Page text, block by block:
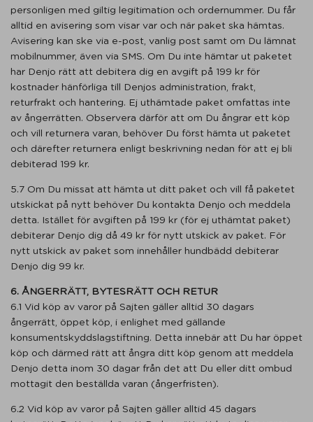
personligen med giltig legitimation och ordernummer. Du får
alltid en avisering som visar var och när paket ska hämtas.
Avisering kan ske via e-post, vanlig post samt om Du lämnat
mobilnummer, även via SMS. Om Du inte hämtar ut paketet
har Denjo rätt att debitera dig en avgift på 199 kr för
kostnader hänförliga till Denjos administration, frakt,
returfrakt och hantering. Ej uthämtade paket omfattas inte
av ångerrätten. Observera därför att om Du ångrar ett köp
och vill returnera varan, behöver Du först hämta ut paketet
och därefter returnera enligt beskrivning nedan för att ej bli
debiterad 199 kr.
5.7 Om Du missat att hämta ut ditt paket och vill få paketet
utskickat på nytt behöver Du kontakta Denjo och meddela
detta. Istället för avgiften på 199 kr (för ej uthämtat paket)
debiterar Denjo dig då 49 kr för nytt utskick av paket. För
nytt utskick av paket som innehåller hundbädd debiterar
Denjo dig 99 kr.
6. ÅNGERRÄTT, BYTESRÄTT OCH RETUR
6.1 Vid köp av varor på Sajten gäller alltid 30 dagars
ångerrätt, öppet köp, i enlighet med gällande
konsumentskyddslagstiftning. Detta innebär att Du har öppet
köp och därmed rätt att ångra ditt köp genom att meddela
Denjo detta inom 30 dagar från det att Du eller ditt ombud
mottagit den beställda varan (ångerfristen).
6.2 Vid köp av varor på Sajten gäller alltid 45 dagars